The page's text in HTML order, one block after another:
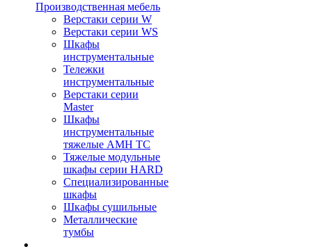
Производственная мебель
Верстаки серии W
Верстаки серии WS
Шкафы
инструментальные
Тележки
инструментальные
Верстаки серии
Master
Шкафы
инструментальные
тяжелые AMH TC
Тяжелые модульные
шкафы серии HARD
Cпециализированные
шкафы
Шкафы сушильные
Металлические
тумбы